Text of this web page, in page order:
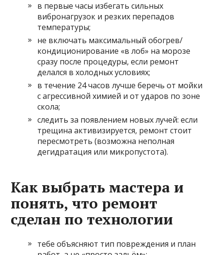
в первые часы избегать сильных
вибронагрузок и резких перепадов
температуры;
не включать максимальный обогрев/
кондиционирование «в лоб» на морозе
сразу после процедуры, если ремонт
делался в холодных условиях;
в течение 24 часов лучше беречь от мойки
с агрессивной химией и от ударов по зоне
скола;
следить за появлением новых лучей: если
трещина активизируется, ремонт стоит
пересмотреть (возможна неполная
дегидратация или микропустота).
Как выбрать мастера и
понять, что ремонт
сделан по технологии
тебе объясняют тип повреждения и план